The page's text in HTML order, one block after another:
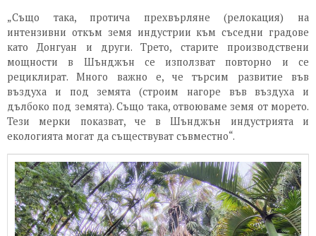
„Също така, протича прехвърляне (релокация) на
интензивни откъм земя индустрии към съседни градове
като Донгуан и други. Трето, старите производствени
мощности в Шънджън се използват повторно и се
рециклират. Много важно е, че търсим развитие във
въздуха и под земята (строим нагоре във въздуха и
дълбоко под земята). Също така, отвоюваме земя от морето.
Тези мерки показват, че в Шънджън индустрията и
екологията могат да съществуват съвместно“.